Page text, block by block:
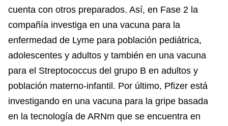
cuenta con otros preparados. Así, en Fase 2 la
compañía investiga en una vacuna para la
enfermedad de Lyme para población pediátrica,
adolescentes y adultos y también en una vacuna
para el Streptococcus del grupo B en adultos y
población materno-infantil. Por último, Pfizer está
investigando en una vacuna para la gripe basada
en la tecnología de ARNm que se encuentra en